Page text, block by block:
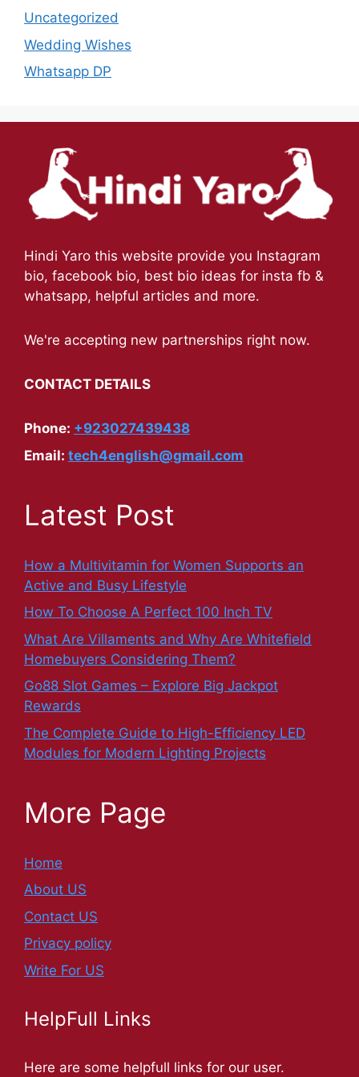
Uncategorized
Wedding Wishes
Whatsapp DP
Hindi Yaro this website provide you Instagram
bio, facebook bio, best bio ideas for insta fb &
whatsapp, helpful articles and more.
We're accepting new partnerships right now.
CONTACT DETAILS
Phone: +923027439438
Email: tech4english@gmail.com
Latest Post
How a Multivitamin for Women Supports an
Active and Busy Lifestyle
How To Choose A Perfect 100 Inch TV
What Are Villaments and Why Are Whitefield
Homebuyers Considering Them?
Go88 Slot Games – Explore Big Jackpot
Rewards
The Complete Guide to High-Efficiency LED
Modules for Modern Lighting Projects
More Page
Home
About US
Contact US
Privacy policy
Write For US
HelpFull Links
Here are some helpfull links for our user.